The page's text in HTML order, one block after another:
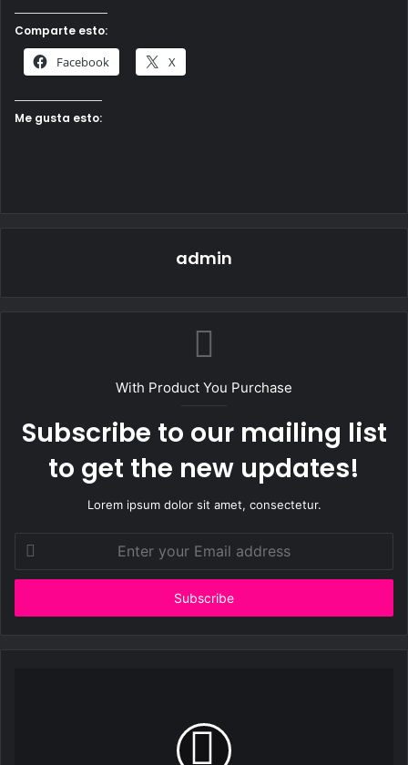
Comparte esto:
Facebook X
Me gusta esto:
admin
With Product You Purchase
Subscribe to our mailing list
to get the new updates!
Lorem ipsum dolor sit amet, consectetur.
Enter
your
Email